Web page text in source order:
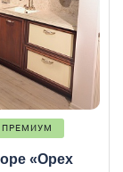
ПРЕМИУМ
«Орех